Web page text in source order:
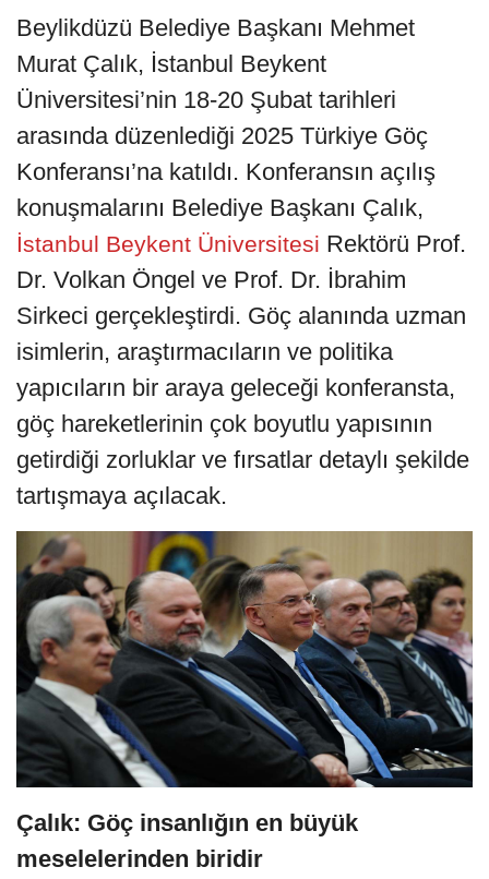
Beylikdüzü Belediye Başkanı Mehmet
Murat Çalık, İstanbul Beykent
Üniversitesi’nin 18-20 Şubat tarihleri
arasında düzenlediği 2025 Türkiye Göç
Konferansı’na katıldı. Konferansın açılış
konuşmalarını Belediye Başkanı Çalık,
İstanbul Beykent Üniversitesi Rektörü Prof.
Dr. Volkan Öngel ve Prof. Dr. İbrahim
Sirkeci gerçekleştirdi. Göç alanında uzman
isimlerin, araştırmacıların ve politika
yapıcıların bir araya geleceği konferansta,
göç hareketlerinin çok boyutlu yapısının
getirdiği zorluklar ve fırsatlar detaylı şekilde
tartışmaya açılacak.
Çalık: Göç insanlığın en büyük
meselelerinden biridir